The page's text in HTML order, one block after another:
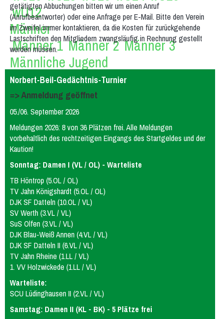
wU12
Männer
Männer 1 Männer 2 Männer 3
Männliche Jugend
mU20 mU16 mU14 mU13
Beach Hobby
Stadtliga Mixed
Erfolge
Frauen weibliche Jugend Männer
männliche Jugend Mixed
History
Damen 4 Damen 5
Stadtliga Herren
mU15 mixU14 mU12
Tischtennis Sportabzeichen
getätigten Abbuchungen bitten wir um einen Anruf
(Anrufbeantworter) oder eine Anfrage per E-Mail. Bitte den Verein
im Zweifel immer kontaktieren, da die Kosten für zurückgehende
Lastschriften den Mitgliedern zwangsläufig in Rechnung gestellt
werden müssen.
Norbert-Beil-Gedächtnis-Turnier
=> Anmeldung geöffnet
05./06. September 2026
Meldungen 2026: 8 von 36 Plätzen frei. Alle Meldungen
vorbehaltlich des rechtzeitigen Eingangs des Startgeldes und der
Kaution!
Sonntag: Damen I (VL / OL) - Warteliste
TB Höntrop (5.OL / OL)
TV Jahn Königshardt (5.OL / OL)
DJK SF Datteln (10.OL / VL)
SV Werth (3.VL / VL)
SuS Olfen (3.VL / VL)
DJK Blau-Weiß Annen (4.VL / VL)
DJK SF Datteln II (6.VL / VL)
TV Jahn Rheine (1.LL / VL)
1. VV Holzwickede (1.LL / VL)
Warteliste:
SCU Lüdinghausen II (2.VL / VL)
Samstag: Damen II (KL - BK) - 5 Plätze frei